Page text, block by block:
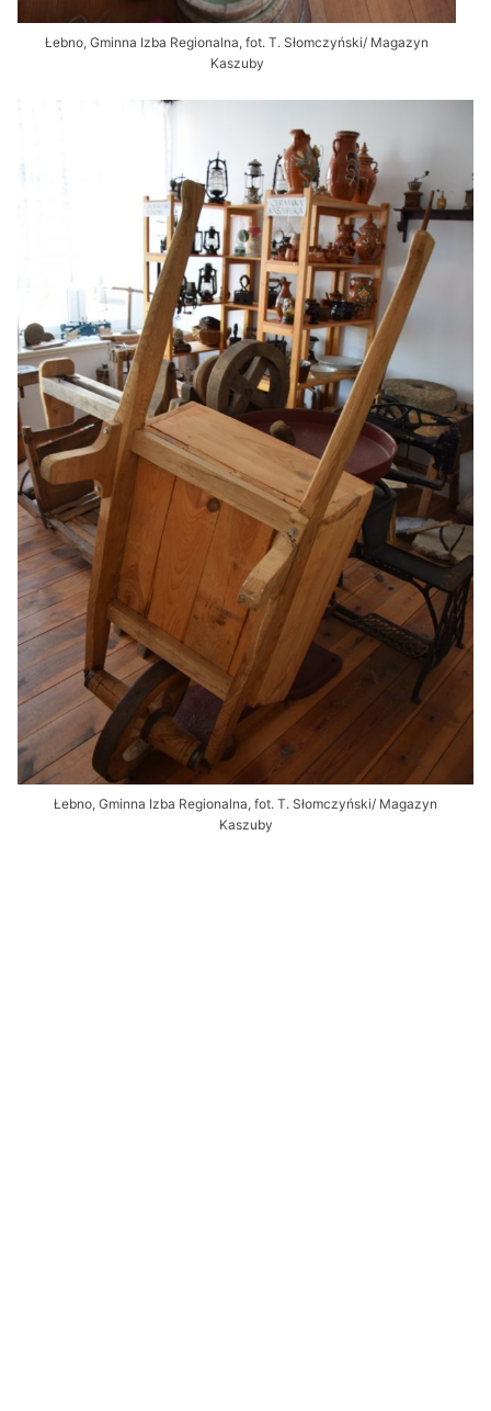
Łebno, Gminna Izba Regionalna, fot. T. Słomczyński/ Magazyn
Kaszuby
Łebno, Gminna Izba Regionalna, fot. T. Słomczyński/ Magazyn
Kaszuby